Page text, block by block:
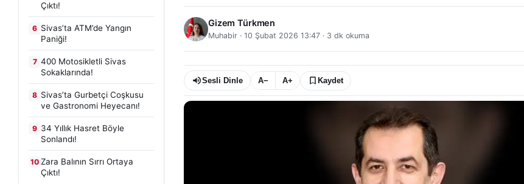
Çıktı!
6 Sivas’ta ATM’de Yangın
Paniği!
7 400 Motosikletli Sivas
Sokaklarında!
8 Sivas’ta Gurbetçi Coşkusu
ve Gastronomi Heyecanı!
9 34 Yıllık Hasret Böyle
Sonlandı!
10 Zara Balının Sırrı Ortaya
Çıktı!
Gizem Türkmen
Muhabir · 10 Şubat 2026 13:47 · 3 dk okuma
Sesli Dinle A− A+ Kaydet